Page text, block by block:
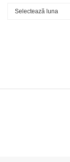
Arhive